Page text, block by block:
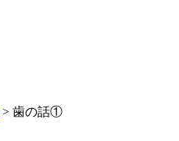
> 歯の話①